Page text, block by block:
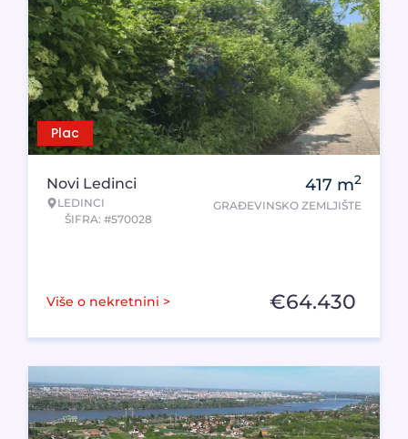
Plac
Novi Ledinci
LEDINCI
ŠIFRA: #570028
417 m2
GRAĐEVINSKO ZEMLJIŠTE
Više o nekretnini > €64.430